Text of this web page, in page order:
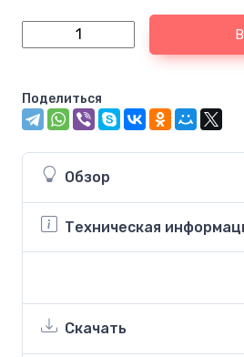
Поделиться
Обзор
Техническая
Скачать